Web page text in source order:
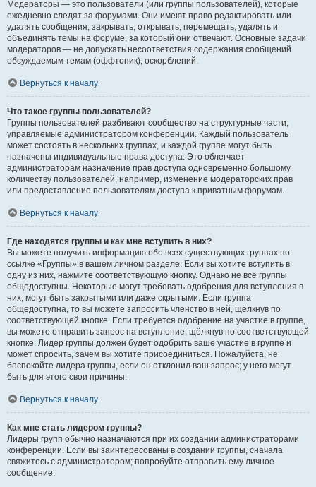
Модераторы — это пользователи (или группы пользователей), которые
ежедневно следят за форумами. Они имеют право редактировать или
удалять сообщения, закрывать, открывать, перемещать, удалять и
объединять темы на форуме, за который они отвечают. Основные задачи
модераторов — не допускать несоответствия содержания сообщений
обсуждаемым темам (оффтопик), оскорблений.
Вернуться к началу
Что такое группы пользователей?
Группы пользователей разбивают сообщество на структурные части,
управляемые администратором конференции. Каждый пользователь
может состоять в нескольких группах, и каждой группе могут быть
назначены индивидуальные права доступа. Это облегчает
администраторам назначение прав доступа одновременно большому
количеству пользователей, например, изменение модераторских прав
или предоставление пользователям доступа к приватным форумам.
Вернуться к началу
Где находятся группы и как мне вступить в них?
Вы можете получить информацию обо всех существующих группах по
ссылке «Группы» в вашем личном разделе. Если вы хотите вступить в
одну из них, нажмите соответствующую кнопку. Однако не все группы
общедоступны. Некоторые могут требовать одобрения для вступления в
них, могут быть закрытыми или даже скрытыми. Если группа
общедоступна, то вы можете запросить членство в ней, щёлкнув по
соответствующей кнопке. Если требуется одобрение на участие в группе,
вы можете отправить запрос на вступление, щёлкнув по соответствующей
кнопке. Лидер группы должен будет одобрить ваше участие в группе и
может спросить, зачем вы хотите присоединиться. Пожалуйста, не
беспокойте лидера группы, если он отклонил ваш запрос; у него могут
быть для этого свои причины.
Вернуться к началу
Как мне стать лидером группы?
Лидеры групп обычно назначаются при их создании администраторами
конференции. Если вы заинтересованы в создании группы, сначала
свяжитесь с администратором; попробуйте отправить ему личное
сообщение.